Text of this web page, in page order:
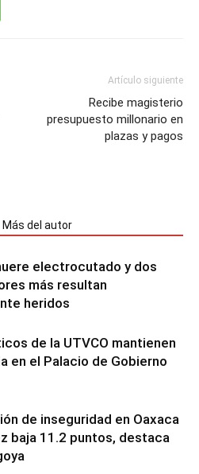
Artículo siguiente
Recibe magisterio
presupuesto millonario en
plazas y pagos
Más del autor
electrocutado y dos
más resultan
heridos
de la UTVCO mantienen
en el Palacio de Gobierno
de inseguridad en Oaxaca
baja 11.2 puntos, destaca